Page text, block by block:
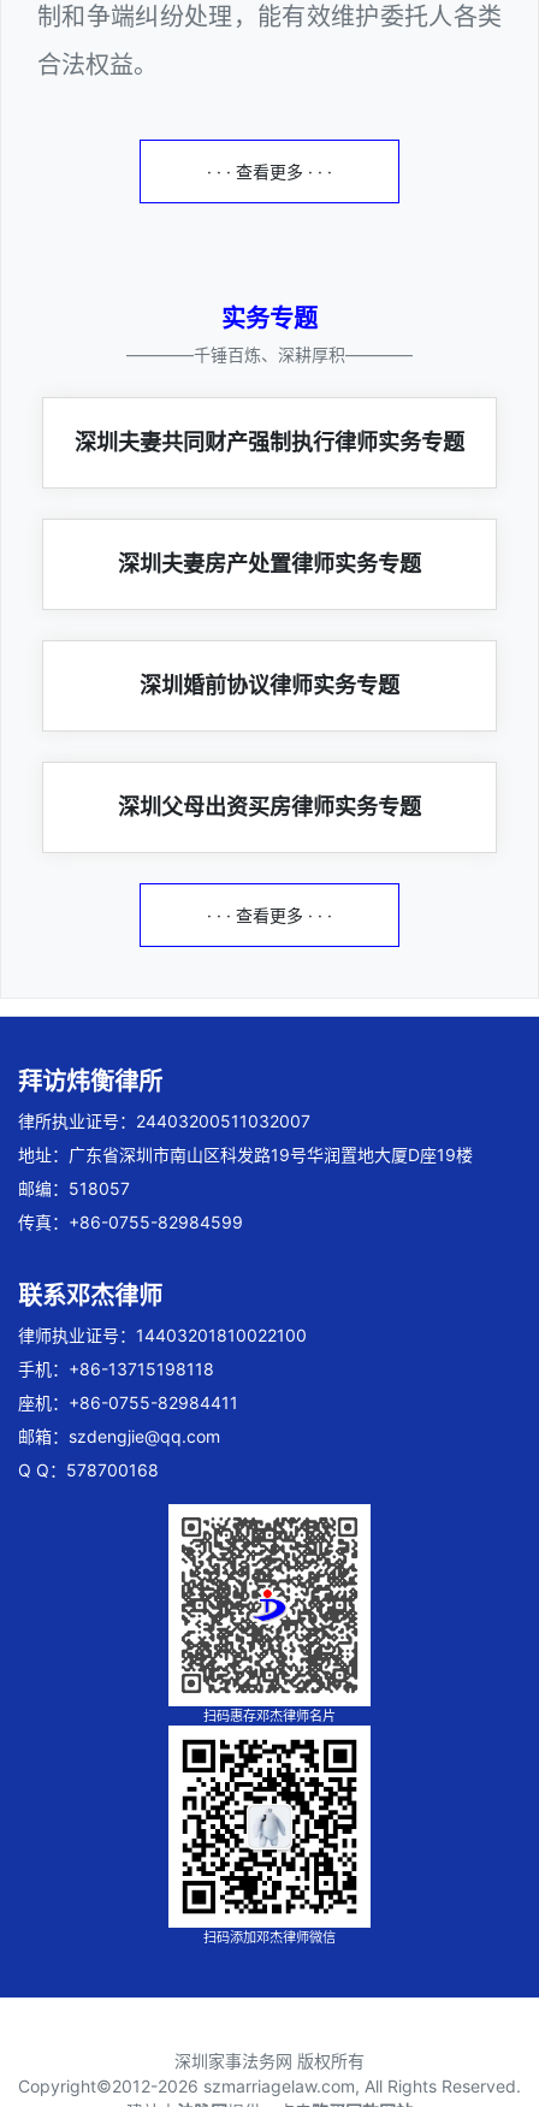
制和争端纠纷处理，能有效维护委托人各类
合法权益。
· · · 查看更多 · · ·
实务专题
————千锤百炼、深耕厚积————
深圳夫妻共同财产强制执行律师实务专题
深圳夫妻房产处置律师实务专题
深圳婚前协议律师实务专题
深圳父母出资买房律师实务专题
· · · 查看更多 · · ·
拜访炜衡律所
律所执业证号：24403200511032007
地址：广东省深圳市南山区科发路19号华润置地大厦D座19楼
邮编：518057
传真：+86-0755-82984599
联系邓杰律师
律师执业证号：14403201810022100
手机：+86-13715198118
座机：+86-0755-82984411
邮箱： szdengjie@qq.com
Q Q：578700168
扫码惠存邓杰律师名片
扫码添加邓杰律师微信
深圳家事法务网 版权所有
Copyright©2012-2026 szmarriagelaw.com, All Rights Reserved.